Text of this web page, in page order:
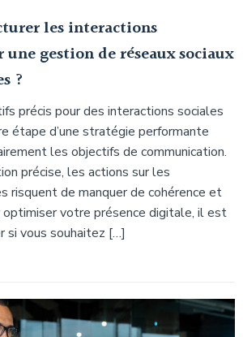
les interactions
gestion de réseaux sociaux
?
précis pour des interactions sociales
étape d’une stratégie performante
les objectifs de communication.
précise, les actions sur les
risquent de manquer de cohérence et
optimiser votre présence digitale, il est
si vous souhaitez […]